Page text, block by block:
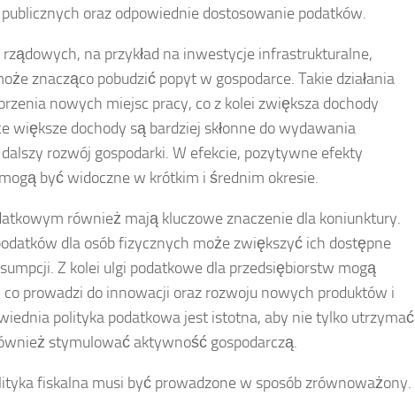
oraz odpowiednie dostosowanie podatków.
na przykład na inwestycje infrastrukturalne,
znacząco pobudzić popyt w gospodarce. Takie działania
nowych miejsc pracy, co z kolei zwiększa dochody
większe dochody są bardziej skłonne do wydawania
rozwój gospodarki. W efekcie, pozytywne efekty
być widoczne w krótkim i średnim okresie.
również mają kluczowe znaczenie dla koniunktury.
dla osób fizycznych może zwiększyć ich dostępne
Z kolei ulgi podatkowe dla przedsiębiorstw mogą
prowadzi do innowacji oraz rozwoju nowych produktów i
polityka podatkowa jest istotna, aby nie tylko utrzymać
stymulować aktywność gospodarczą.
fiskalna musi być prowadzone w sposób zrównoważony.